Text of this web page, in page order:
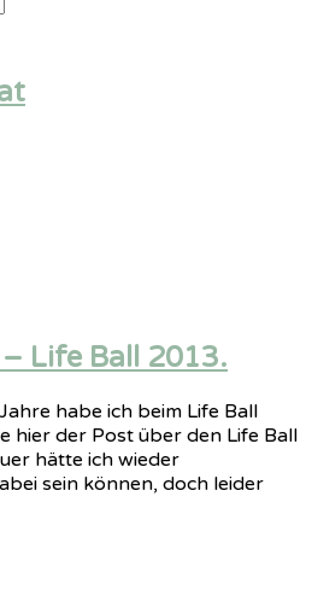
Life Ball 2013.
habe ich beim Life Ball
hier der Post über den Life Ball
hätte ich wieder
sein können, doch leider